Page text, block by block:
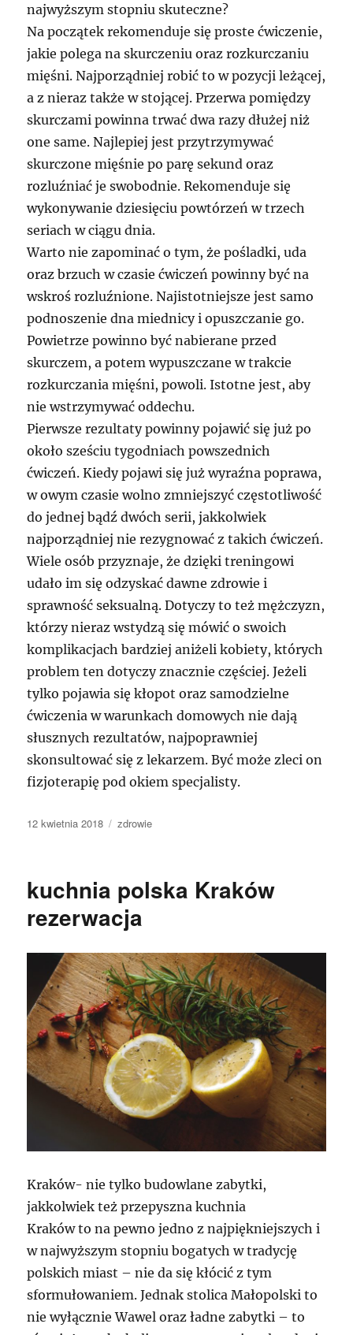
najwyższym stopniu skuteczne?
Na początek rekomenduje się proste ćwiczenie,
jakie polega na skurczeniu oraz rozkurczaniu
mięśni. Najporządniej robić to w pozycji leżącej,
a z nieraz także w stojącej. Przerwa pomiędzy
skurczami powinna trwać dwa razy dłużej niż
one same. Najlepiej jest przytrzymywać
skurczone mięśnie po parę sekund oraz
rozluźniać je swobodnie. Rekomenduje się
wykonywanie dziesięciu powtórzeń w trzech
seriach w ciągu dnia.
Warto nie zapominać o tym, że pośladki, uda
oraz brzuch w czasie ćwiczeń powinny być na
wskroś rozluźnione. Najistotniejsze jest samo
podnoszenie dna miednicy i opuszczanie go.
Powietrze powinno być nabierane przed
skurczem, a potem wypuszczane w trakcie
rozkurczania mięśni, powoli. Istotne jest, aby
nie wstrzymywać oddechu.
Pierwsze rezultaty powinny pojawić się już po
około sześciu tygodniach powszednich
ćwiczeń. Kiedy pojawi się już wyraźna poprawa,
w owym czasie wolno zmniejszyć częstotliwość
do jednej bądź dwóch serii, jakkolwiek
najporządniej nie rezygnować z takich ćwiczeń.
Wiele osób przyznaje, że dzięki treningowi
udało im się odzyskać dawne zdrowie i
sprawność seksualną. Dotyczy to też mężczyzn,
którzy nieraz wstydzą się mówić o swoich
komplikacjach bardziej aniżeli kobiety, których
problem ten dotyczy znacznie częściej. Jeżeli
tylko pojawia się kłopot oraz samodzielne
ćwiczenia w warunkach domowych nie dają
słusznych rezultatów, najpoprawniej
skonsultować się z lekarzem. Być może zleci on
fizjoterapię pod okiem specjalisty.
Data
12 kwietnia 2018 Kategorie
zdrowie
kuchnia polska Kraków
rezerwacja
Kraków- nie tylko budowlane zabytki,
jakkolwiek też przepyszna kuchnia
Kraków to na pewno jedno z najpiękniejszych i
w najwyższym stopniu bogatych w tradycję
polskich miast – nie da się kłócić z tym
sformułowaniem. Jednak stolica Małopolski to
nie wyłącznie Wawel oraz ładne zabytki – to